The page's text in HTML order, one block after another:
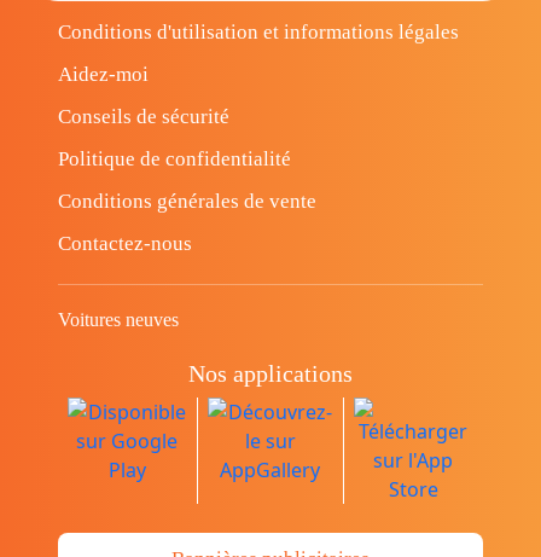
Conditions d'utilisation et informations légales
Aidez-moi
Conseils de sécurité
Politique de confidentialité
Conditions générales de vente
Contactez-nous
Voitures neuves
Nos applications